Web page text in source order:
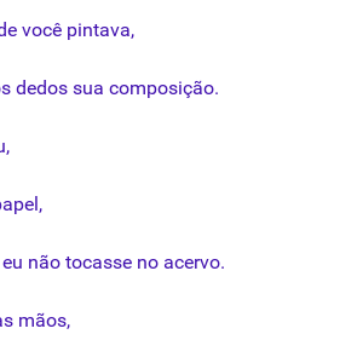
você pintava,
dedos sua composição.
eu não tocasse no acervo.
mãos,